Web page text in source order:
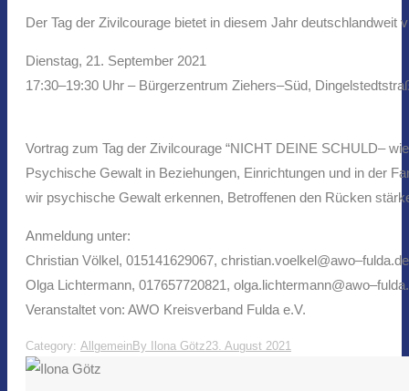
Der Tag der Zivilcourage bietet in diesem Jahr deutschlandweit
Dienstag, 21. September 2021
17:30–19:30 Uhr – Bürgerzentrum Ziehers–Süd,
Vortrag zum Tag der Zivilcourage “NICHT DEINE SCHULD–
Psychische Gewalt in Beziehungen, Einrichtungen und in der
wir psychische Gewalt erkennen, Betroffenen den Rücken
Anmeldung unter:
Christian Völkel, 015141629067, christian.voelkel@awo–fulda.de
Olga Lichtermann, 017657720821, olga.lichtermann@awo–
Veranstaltet von: AWO Kreisverband Fulda e.V.
Category: AllgemeinBy Ilona Götz23. August 2021